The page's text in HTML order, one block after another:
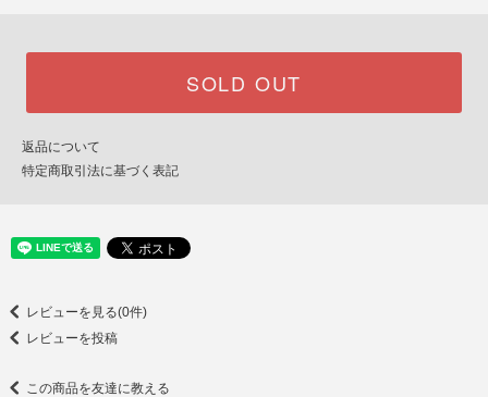
SOLD OUT
返品について
特定商取引法に基づく表記
レビューを見る(0件)
レビューを投稿
この商品を友達に教える